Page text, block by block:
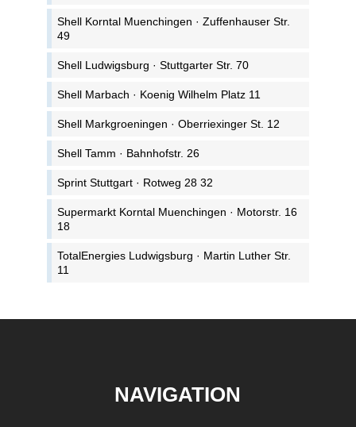
Shell Korntal Muenchingen · Zuffenhauser Str.
49
Shell Ludwigsburg · Stuttgarter Str. 70
Shell Marbach · Koenig Wilhelm Platz 11
Shell Markgroeningen · Oberriexinger St. 12
Shell Tamm · Bahnhofstr. 26
Sprint Stuttgart · Rotweg 28 32
Supermarkt Korntal Muenchingen · Motorstr. 16
18
TotalEnergies Ludwigsburg · Martin Luther Str.
11
NAVIGATION